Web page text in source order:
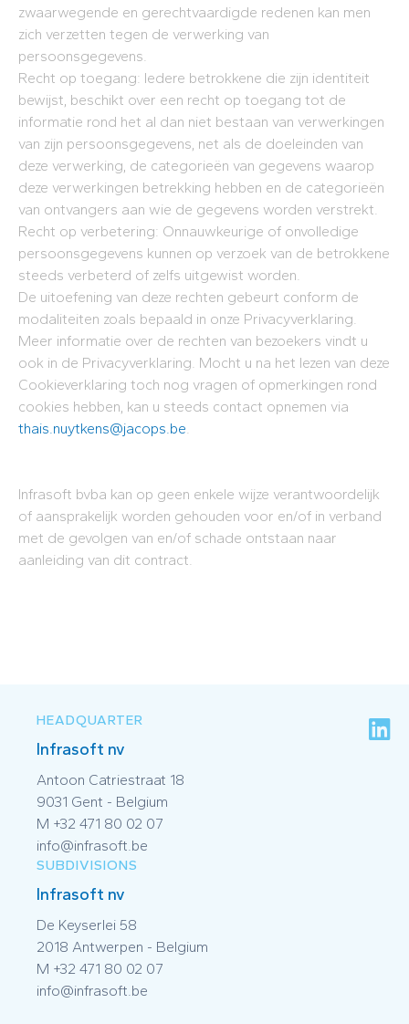
zwaarwegende en gerechtvaardigde redenen kan men
zich verzetten tegen de verwerking van
persoonsgegevens.
Recht op toegang: Iedere betrokkene die zijn identiteit
bewijst, beschikt over een recht op toegang tot de
informatie rond het al dan niet bestaan van verwerkingen
van zijn persoonsgegevens, net als de doeleinden van
deze verwerking, de categorieën van gegevens waarop
deze verwerkingen betrekking hebben en de categorieën
van ontvangers aan wie de gegevens worden verstrekt.
Recht op verbetering: Onnauwkeurige of onvolledige
persoonsgegevens kunnen op verzoek van de betrokkene
steeds verbeterd of zelfs uitgewist worden.
De uitoefening van deze rechten gebeurt conform de
modaliteiten zoals bepaald in onze Privacyverklaring.
Meer informatie over de rechten van bezoekers vindt u
ook in de Privacyverklaring. Mocht u na het lezen van deze
Cookieverklaring toch nog vragen of opmerkingen rond
cookies hebben, kan u steeds contact opnemen via
thais.nuytkens@jacops.be.
Infrasoft bvba kan op geen enkele wijze verantwoordelijk
of aansprakelijk worden gehouden voor en/of in verband
met de gevolgen van en/of schade ontstaan naar
aanleiding van dit contract.
HEADQUARTER
Infrasoft nv
Antoon Catriestraat 18
9031 Gent - Belgium
M +32 471 80 02 07
info@infrasoft.be
SUBDIVISIONS
Infrasoft nv
De Keyserlei 58
2018 Antwerpen - Belgium
M +32 471 80 02 07
info@infrasoft.be